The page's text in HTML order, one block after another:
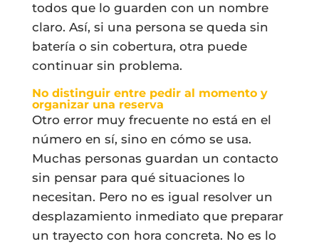
todos que lo guarden con un nombre
claro. Así, si una persona se queda sin
batería o sin cobertura, otra puede
continuar sin problema.
No distinguir entre pedir al momento y
organizar una reserva
Otro error muy frecuente no está en el
número en sí, sino en cómo se usa.
Muchas personas guardan un contacto
sin pensar para qué situaciones lo
necesitan. Pero no es igual resolver un
desplazamiento inmediato que preparar
un trayecto con hora concreta. No es lo